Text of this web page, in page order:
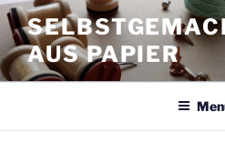
Zum
Inhalt
springenAUS PAPIER